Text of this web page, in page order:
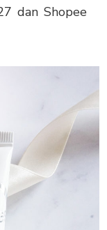
dan Shopee